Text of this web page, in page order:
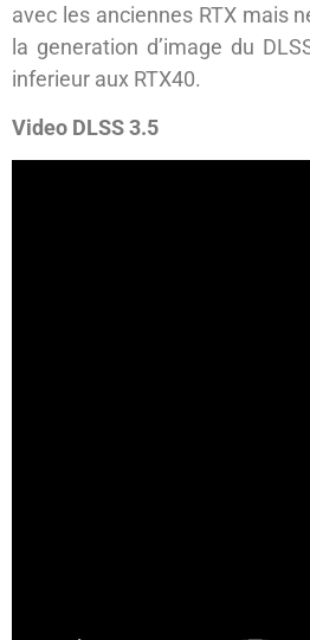
avec les anciennes RTX mais
la generation d’image du
inferieur aux RTX40.
Video DLSS 3.5